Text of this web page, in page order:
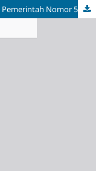
Pengaruh Tingkat Pemahaman Peraturan Pemerintah Nomor 55 Tahun 2022, Intensitas Dukungan Pemerintah, Dan Kapabilitas Digital Terhadap Keberlanjutan Usaha Mikro Sektor Perdagangan Di Kabupaten Buleleng